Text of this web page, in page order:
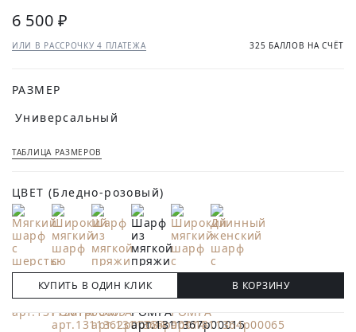
6 500 ₽
ИЛИ В РАССРОЧКУ 4 ПЛАТЕЖА 325 БАЛЛОВ НА СЧЁТ
РАЗМЕР
Универсальный
ТАБЛИЦА РАЗМЕРОВ
ЦВЕТ (Бледно-розовый)
КУПИТЬ В ОДИН КЛИК В КОРЗИНУ